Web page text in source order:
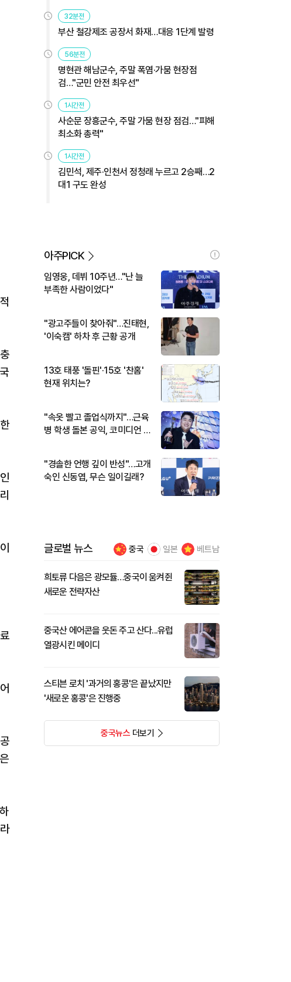
32분전
부산 철강제조 공장서 화재…대응 1단계 발령
56분전
명현관 해남군수, 주말 폭염·가뭄 현장점
검…"군민 안전 최우선"
1시간전
사순문 장흥군수, 주말 가뭄 현장 점검…"피해
최소화 총력"
1시간전
김민석, 제주·인천서 정청래 누르고 2승째…2
대1 구도 완성
아주PICK
임영웅, 데뷔 10주년…"난 늘
부족한 사람이었다"
"광고주들이 찾아줘"…진태현,
'이숙캠' 하차 후 근황 공개
13호 태풍 '돌핀'·15호 '찬홈'
현재 위치는?
"속옷 빨고 졸업식까지"…근육
병 학생 돌본 공익, 코미디언 김
"경솔한 언행 깊이 반성"…고개
숙인 신동엽, 무슨 일이길래?
글로벌 뉴스 중국 일본 베트남
희토류 다음은 광모듈…중국이 움켜쥔
새로운 전략자산
중국산 에어콘을 웃돈 주고 산다...유럽
열광시킨 메이디
스티븐 로치 '과거의 홍콩'은 끝났지만
'새로운 홍콩'은 진행중
중국뉴스더보기